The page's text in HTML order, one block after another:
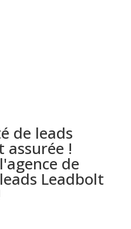
de leads
assurée !
de
Leadbolt